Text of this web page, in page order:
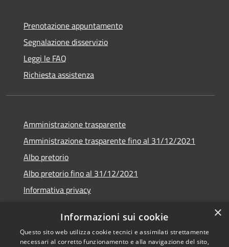
Prenotazione appuntamento
Segnalazione disservizio
Leggi le FAQ
Richiesta assistenza
Amministrazione trasparente
Amministrazione trasparente fino al 31/12/2021
Albo pretorio
Albo pretorio fino al 31/12/2021
Informativa privacy
Dichiarazione di accessibilità
×
Informazioni sui cookie
Questo sito web utilizza cookie tecnici e assimilati strettamente
necessari al corretto funzionamento e alla navigazione del sito,